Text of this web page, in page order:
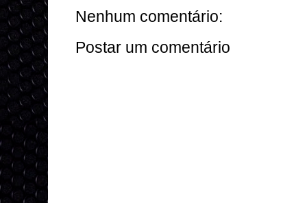
Nenhum comentário:
Postar um comentário